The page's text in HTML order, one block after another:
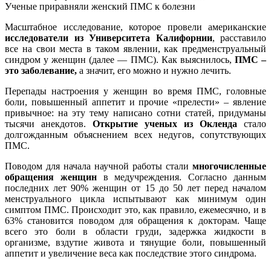
Ученые приравняли женский ПМС к болезни
Масштабное исследование, которое провели американские
исследователи из Университета Калифорнии, расставило
все на свои места в таком явлении, как предменструальный
синдром у женщин (далее — ПМС). Как выяснилось, ПМС –
это заболевание, а значит, его можно и нужно лечить.
Перепады настроения у женщин во время ПМС, головные
боли, повышенный аппетит и прочие «прелести» – явление
привычное: на эту тему написано сотни статей, придуманы
тысячи анекдотов. Открытие ученых из Окленда стало
долгожданным объяснением всех недугов, сопутствующих
ПМС.
Поводом для начала научной работы стали многочисленные
обращения женщинв медучреждения. Согласно данным
последних лет 90% женщин от 15 до 50 лет перед началом
менструального цикла испытывают как минимум один
симптом ПМС. Происходит это, как правило, ежемесячно, и в
63% становится поводом для обращения к докторам. Чаще
всего это боли в области груди, задержка жидкости в
организме, вздутие живота и тянущие боли, повышенный
аппетит и увеличение веса как последствие этого синдрома.